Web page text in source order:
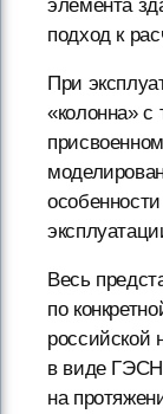
элемента
подход к
При
«колонна»
Весь
по
российской
в виде
на